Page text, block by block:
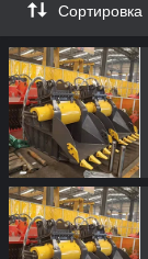
Сортировка